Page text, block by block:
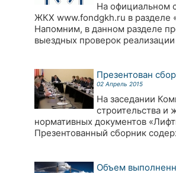
На официальном
ЖКХ www.fondgkh.ru в разделе
Напомним, в данном разделе
выездных проверок
Презентован
02 Апрель 2015
На заседании
строительства и
нормативных документов
Презентованный сборник
Объем